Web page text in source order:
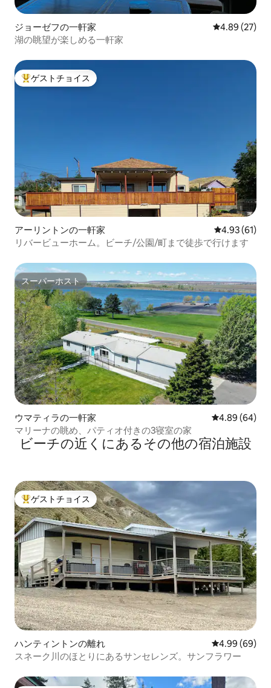
ジョーゼフの一軒家 レビュー27
4.89 (27)
湖の眺望が楽しめる一軒家
大好評のゲストチョイスです。
ゲストチョイス
アーリントンの一軒家 レビュー61
4.93 (61)
リバービューホーム。ビーチ/公園/町まで徒歩で行けます
スーパーホスト
スーパーホスト
ウマティラの一軒家 レビュー64件
4.89 (64)
マリーナの眺め、パティオ付きの3寝室の家
ビーチの近くにあるその他の宿泊施設
大好評のゲストチョイスです。
ゲストチョイス
ハンティントンの離れ レビュー69件
4.99 (69)
スネーク川のほとりにあるサンセレンズ。サンフラワー